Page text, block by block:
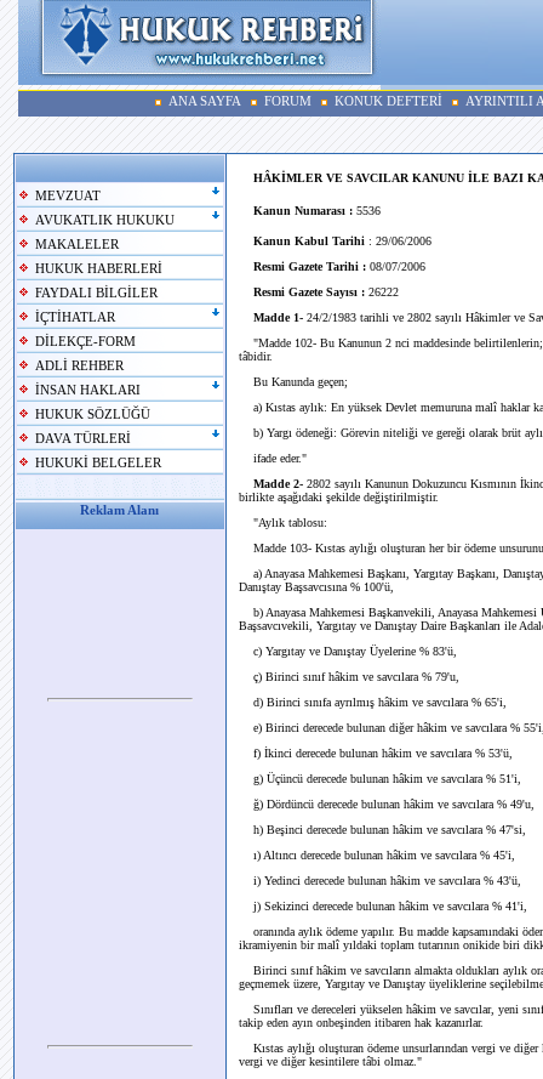
ANA SAYFA FORUM KONUK DEFTERİ AYRINTILI
MEVZUAT
AVUKATLIK HUKUKU
MAKALELER
HUKUK HABERLERİ
FAYDALI BİLGİLER
İÇTİHATLAR
DİLEKÇE-FORM
ADLİ REHBER
İNSAN HAKLARI
HUKUK SÖZLÜĞÜ
DAVA TÜRLERİ
HUKUKİ BELGELER
Reklam Alanı
HÂKİMLER VE SAVCILAR KANUNU İLE BAZI
Kanun Numarası : 5536
Kanun Kabul Tarihi : 29/06/2006
Resmi Gazete Tarihi : 08/07/2006
Resmi Gazete Sayısı : 26222
Madde 1- 24/2/1983 tarihli ve 2802 sayılı Hâkimler ve
"Madde 102- Bu Kanunun 2 nci maddesinde belirtilenlerin;
tâbidir.
Bu Kanunda geçen;
a) Kıstas aylık: En yüksek Devlet memuruna malî haklar
b) Yargı ödeneği: Görevin niteliği ve gereği olarak brüt
ifade eder."
Madde 2- 2802 sayılı Kanunun Dokuzuncu Kısmının
birlikte aşağıdaki şekilde değiştirilmiştir.
"Aylık tablosu:
Madde 103- Kıstas aylığı oluşturan her bir ödeme
a) Anayasa Mahkemesi Başkanı, Yargıtay Başkanı,
Danıştay Başsavcısına % 100'ü,
b) Anayasa Mahkemesi Başkanvekili, Anayasa
Başsavcıvekili, Yargıtay ve Danıştay Daire Başkanları ile
c) Yargıtay ve Danıştay Üyelerine % 83'ü,
ç) Birinci sınıf hâkim ve savcılara % 79'u,
d) Birinci sınıfa ayrılmış hâkim ve savcılara % 65'i,
e) Birinci derecede bulunan diğer hâkim ve savcılara %
f) İkinci derecede bulunan hâkim ve savcılara % 53'ü,
g) Üçüncü derecede bulunan hâkim ve savcılara % 51'i,
ğ) Dördüncü derecede bulunan hâkim ve savcılara % 49'u,
h) Beşinci derecede bulunan hâkim ve savcılara % 47'si,
ı) Altıncı derecede bulunan hâkim ve savcılara % 45'i,
i) Yedinci derecede bulunan hâkim ve savcılara % 43'ü,
j) Sekizinci derecede bulunan hâkim ve savcılara % 41'i,
oranında aylık ödeme yapılır. Bu madde kapsamındaki
ikramiyenin bir malî yıldaki toplam tutarının onikide biri
Birinci sınıf hâkim ve savcıların almakta oldukları aylık
geçmemek üzere, Yargıtay ve Danıştay üyeliklerine
Sınıfları ve dereceleri yükselen hâkim ve savcılar, yeni
takip eden ayın onbeşinden itibaren hak kazanırlar.
Kıstas aylığı oluşturan ödeme unsurlarından vergi ve
vergi ve diğer kesintilere tâbi olmaz."